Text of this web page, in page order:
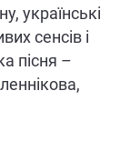
українські
сенсів і
пісня –